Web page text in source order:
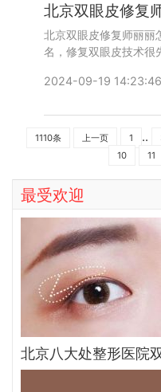
北京双眼皮修复师丽丽
名，修复双眼皮技术很
拨打400-616-6769，
2024-09-19 14:23:46
1110条 上一页 1 ..
10
11
最受欢迎